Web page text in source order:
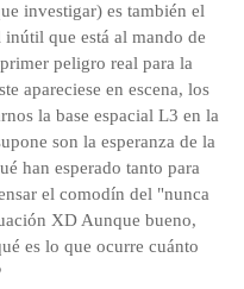
investigar) es también el
que está al mando de
peligro real para la
apareciese en escena, los
la base espacial L3 en la
son la esperanza de la
han esperado tanto para
el comodín del "nunca
XD Aunque bueno,
es lo que ocurre cuánto